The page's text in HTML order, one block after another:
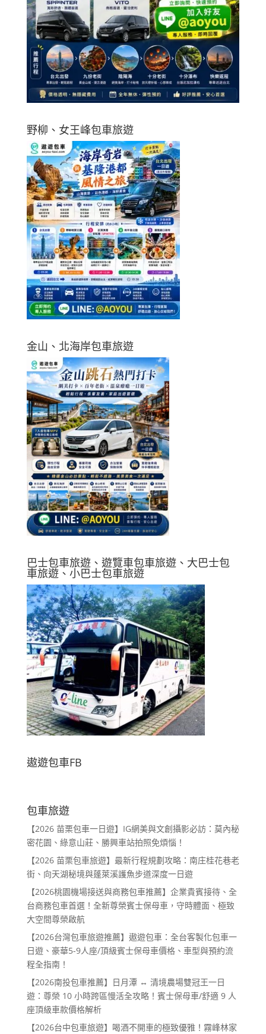
野柳、女王峰包車旅遊
金山、北海岸包車旅遊
巴士包車旅遊、遊覽車包車旅遊、大巴士包
車旅遊、小巴士包車旅遊
遨遊包車FB
包車旅遊
【2026 苗栗包車一日遊】IG網美與文創攝影必訪：莫內秘
密花園、綠意山莊、勝興車站拍照免煩惱！
【2026 苗栗包車旅遊】最新行程規劃攻略：南庄桂花巷老
街、向天湖秘境與蓬萊溪護魚步道深度一日遊
【2026桃園機場接送與商務包車推薦】企業貴賓接待、全
台商務包車首選！全新尊榮賓士保母車，守時體面、極致
大空間尊榮啟航
【2026台灣包車旅遊推薦】遨遊包車：全台客製化包車一
日遊、豪華5-9人座/頂級賓士保母車價格、車型與預約流
程全指南！
【2026南投包車推薦】日月潭 ↔ 清境農場雙冠王一日
遊：尊榮 10 小時跨區慢活全攻略！賓士保母車/舒適 9 人
座頂級車款價格解析
【2026台中包車旅遊】喝酒不開車的極致優雅！霧峰林家